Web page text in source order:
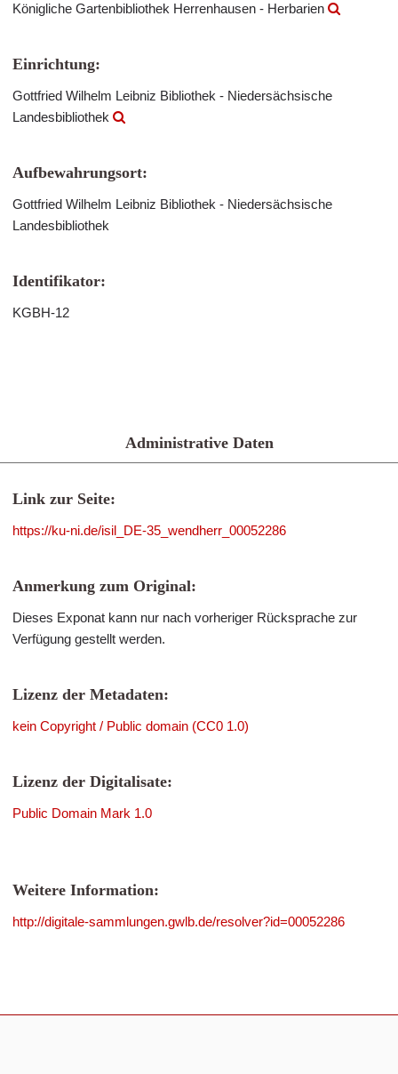
Königliche Gartenbibliothek Herrenhausen - Herbarien
Einrichtung:
Gottfried Wilhelm Leibniz Bibliothek - Niedersächsische
Landesbibliothek
Aufbewahrungsort:
Gottfried Wilhelm Leibniz Bibliothek - Niedersächsische
Landesbibliothek
Identifikator:
KGBH-12
Administrative Daten
Link zur Seite:
https://ku-ni.de/isil_DE-35_wendherr_00052286
Anmerkung zum Original:
Dieses Exponat kann nur nach vorheriger Rücksprache zur
Verfügung gestellt werden.
Lizenz der Metadaten:
kein Copyright / Public domain (CC0 1.0)
Lizenz der Digitalisate:
Public Domain Mark 1.0
Weitere Information:
http://digitale-sammlungen.gwlb.de/resolver?id=00052286